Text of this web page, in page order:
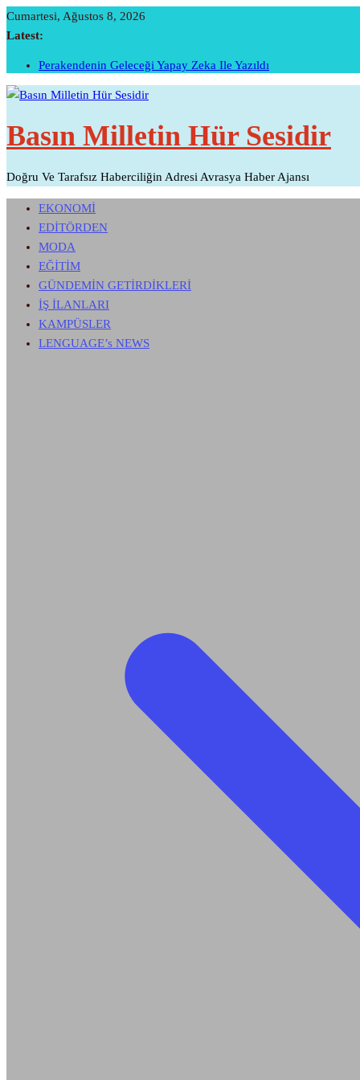
Skip
To
Cumartesi, Ağustos 8, 2026
Latest:
Perakendenin Geleceği Yapay Zeka Ile Yazıldı
Temmuz Ayı Ihracatı Belli Oldu…
Sivri Biber Şampiyonluğunu Ilan Etti…
İTO’ya Göre, Tüketici Fiyat İndeksi Yıllık % 35,20 Oldu.
Basın Milletin Hür Sesidir
Doğru Ve Tarafsız Haberciliğin Adresi Avrasya Haber Ajansı
EKONOMİ
EDİTÖRDEN
MODA
EĞİTİM
GÜNDEMİN GETİRDİKLERİ
İŞ İLANLARI
KAMPÜSLER
LENGUAGE’s NEWS